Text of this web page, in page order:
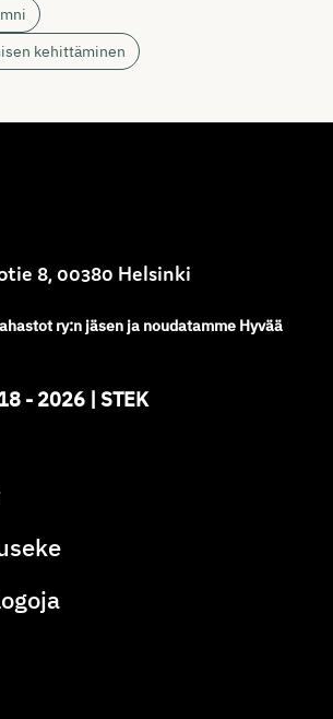
kehittäminen
8, 00380 Helsinki
ry:n jäsen ja noudatamme Hyvää
- 2026 | STEK